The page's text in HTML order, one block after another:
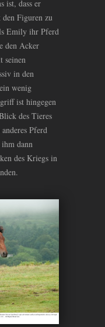
ist, dass er
Figuren zu
Emily ihr Pferd
den Acker
seinen
in den
wenig
ist hingegen
des Tieres
Pferd
dann
des Kriegs in